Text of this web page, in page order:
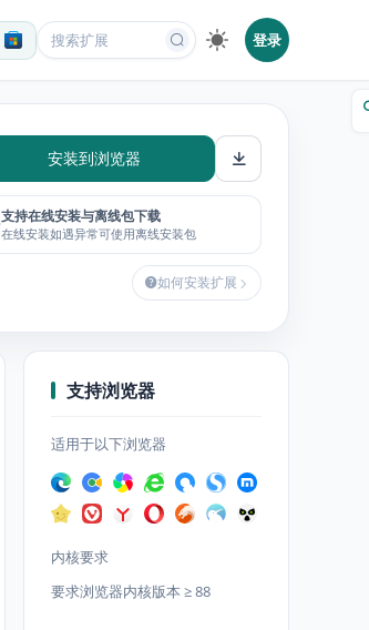
登录
安装到浏览器
支持在线安装与离线包下载
在线安装如遇异常可使用离线安装包
如何安装扩展
支持浏览器
适用于以下浏览器
内核要求
要求浏览器内核版本 ≥ 88